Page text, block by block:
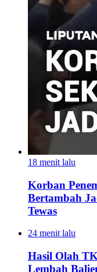
18 menit lalu
Korban
Bertambah
Tewas
24 menit lalu
Hasil Olah
Lembah